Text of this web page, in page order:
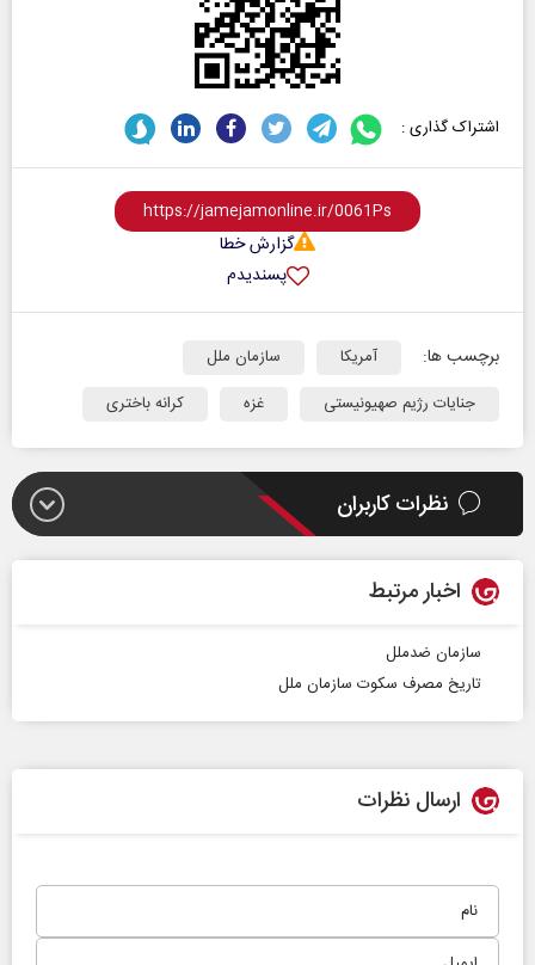
اشتراک گذاری :
گزارش خطا
پسندیدم
برچسب ها: آمریکا
سازمان ملل
جنایات رژیم صهیونیستی
غزه کرانه باختری
نظرات کاربران
اخبار مرتبط
سازمان ضدملل
تاریخ مصرف سکوت سازمان ملل
ارسال نظرات